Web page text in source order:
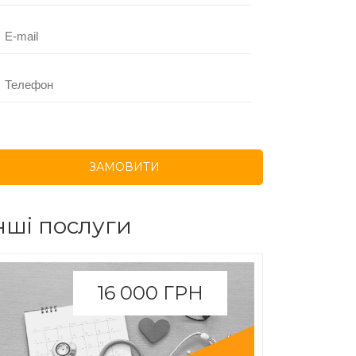
послуги
16 000 ГРН